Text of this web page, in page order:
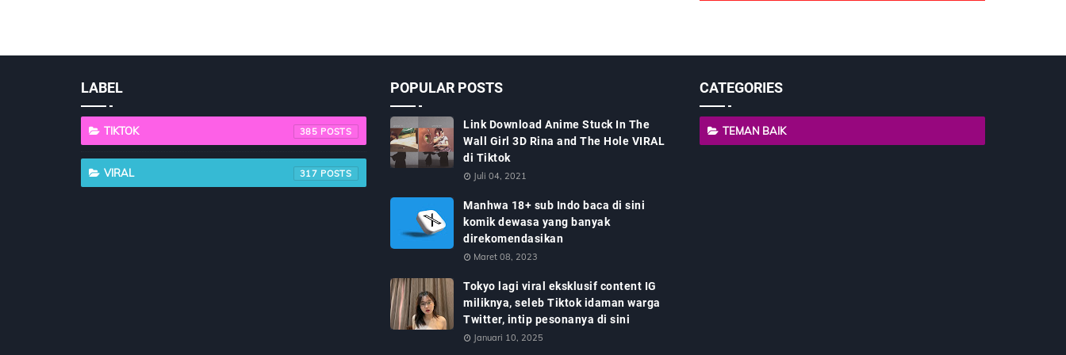
LABEL
TIKTOK 385
VIRAL 317
POPULAR POSTS
Link Download Anime Stuck In The
Wall Girl 3D Rina and The Hole VIRAL
di Tiktok
Juli 04, 2021
Manhwa 18+ sub Indo baca di sini
komik dewasa yang banyak
direkomendasikan
Maret 08, 2023
Tokyo lagi viral eksklusif content IG
miliknya, seleb Tiktok idaman warga
Twitter, intip pesonanya di sini
Januari 10, 2025
CATEGORIES
TEMAN BAIK